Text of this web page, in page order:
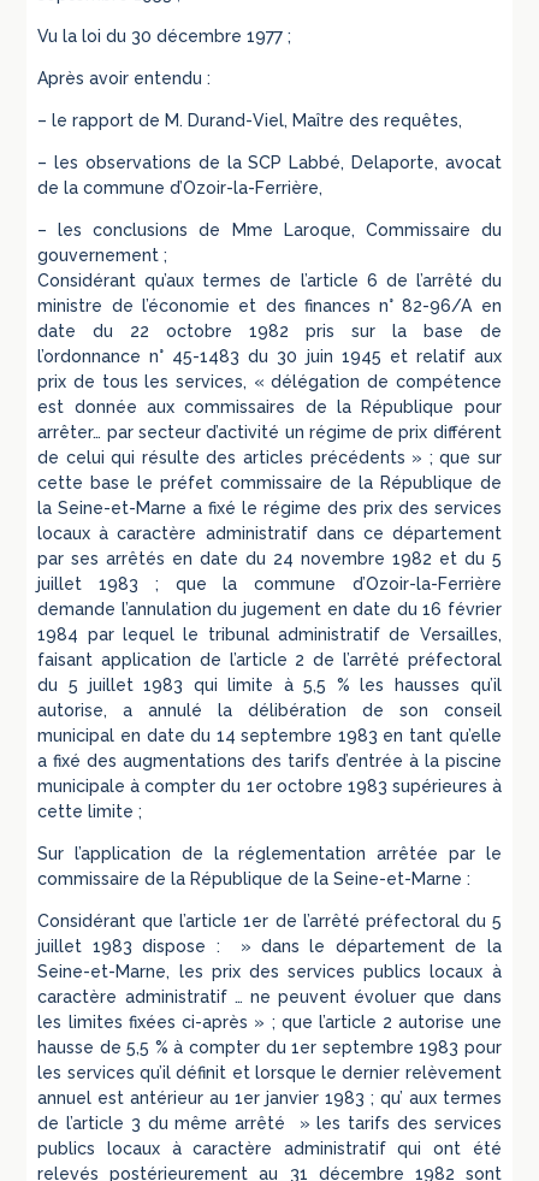
Vu la loi du 30 décembre 1977 ;
Après avoir entendu :
– le rapport de M. Durand-Viel, Maître des requêtes,
– les observations de la SCP Labbé, Delaporte, avocat
de la commune d’Ozoir-la-Ferrière,
– les conclusions de Mme Laroque, Commissaire du
gouvernement ;
Considérant qu’aux termes de l’article 6 de l’arrêté du
ministre de l’économie et des finances n° 82-96/A en
date du 22 octobre 1982 pris sur la base de
l’ordonnance n° 45-1483 du 30 juin 1945 et relatif aux
prix de tous les services, « délégation de compétence
est donnée aux commissaires de la République pour
arrêter… par secteur d’activité un régime de prix différent
de celui qui résulte des articles précédents » ; que sur
cette base le préfet commissaire de la République de
la Seine-et-Marne a fixé le régime des prix des services
locaux à caractère administratif dans ce département
par ses arrêtés en date du 24 novembre 1982 et du 5
juillet 1983 ; que la commune d’Ozoir-la-Ferrière
demande l’annulation du jugement en date du 16 février
1984 par lequel le tribunal administratif de Versailles,
faisant application de l’article 2 de l’arrêté préfectoral
du 5 juillet 1983 qui limite à 5,5 % les hausses qu’il
autorise, a annulé la délibération de son conseil
municipal en date du 14 septembre 1983 en tant qu’elle
a fixé des augmentations des tarifs d’entrée à la piscine
municipale à compter du 1er octobre 1983 supérieures à
cette limite ;
Sur l’application de la réglementation arrêtée par le
commissaire de la République de la Seine-et-Marne :
Considérant que l’article 1er de l’arrêté préfectoral du 5
juillet 1983 dispose : » dans le département de la
Seine-et-Marne, les prix des services publics locaux à
caractère administratif … ne peuvent évoluer que dans
les limites fixées ci-après » ; que l’article 2 autorise une
hausse de 5,5 % à compter du 1er septembre 1983 pour
les services qu’il définit et lorsque le dernier relèvement
annuel est antérieur au 1er janvier 1983 ; qu’ aux termes
de l’article 3 du même arrêté » les tarifs des services
publics locaux à caractère administratif qui ont été
relevés postérieurement au 31 décembre 1982 sont